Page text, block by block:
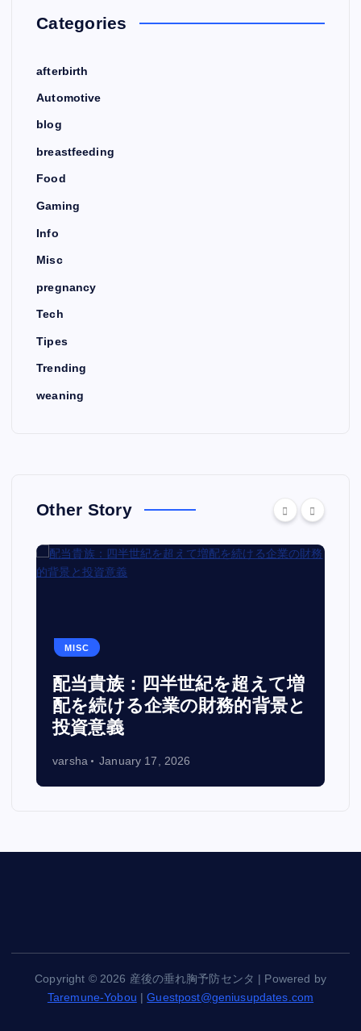
Categories
afterbirth
Automotive
blog
breastfeeding
Food
Gaming
Info
Misc
pregnancy
Tech
Tipes
Trending
weaning
Other Story
MISC
配当貴族：四半世紀を超えて増
配を続ける企業の財務的背景と
投資意義
varsha January 17, 2026
Copyright © 2026 産後の垂れ胸予防センタ | Powered by
Taremune-Yobou |Guestpost@geniusupdates.com